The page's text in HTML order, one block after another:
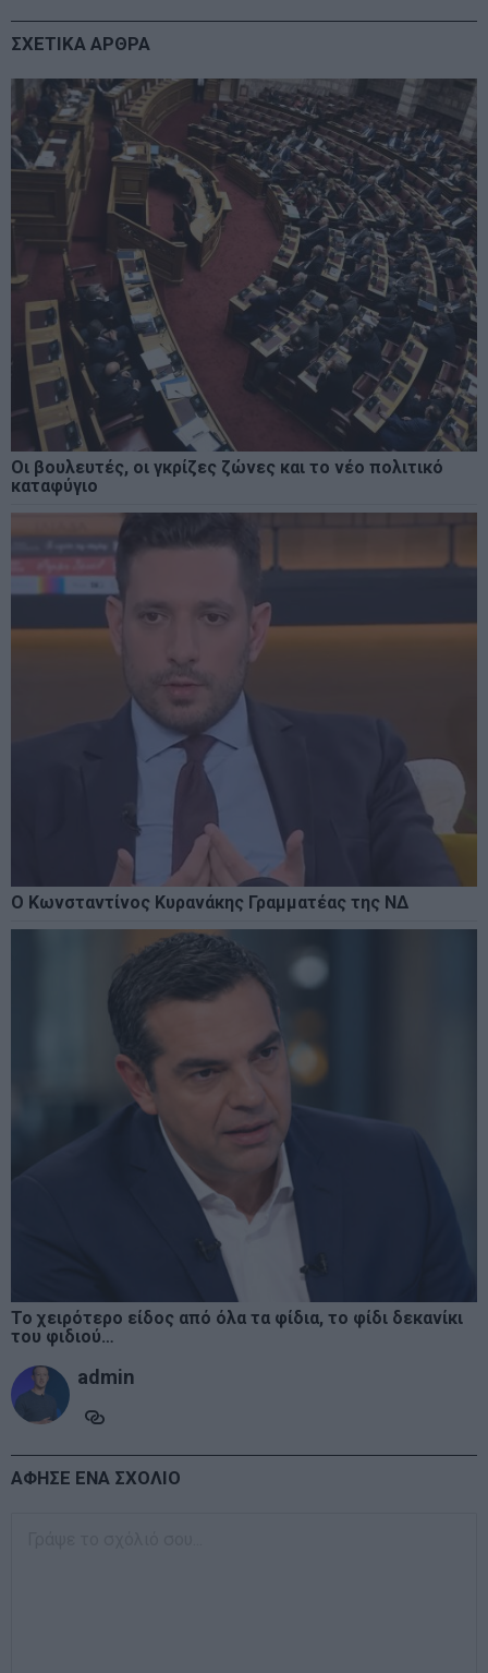
ΣΧΕΤΙΚΑ ΑΡΘΡΑ
Οι βουλευτές, οι γκρίζες ζώνες και το νέο πολιτικό
καταφύγιο
Ο Κωνσταντίνος Κυρανάκης Γραμματέας της ΝΔ
Το χειρότερο είδος από όλα τα φίδια, το φίδι δεκανίκι
του φιδιού…
admin
ΑΦΗΣΕ ΕΝΑ ΣΧΟΛΙΟ